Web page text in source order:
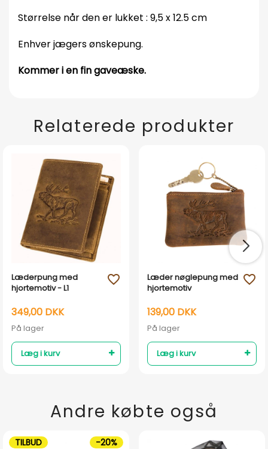
Størrelse når den er lukket : 9,5 x 12.5 cm
Enhver jægers ønskepung.
Kommer i en fin gaveæske.
Relaterede produkter
Læderpung med
hjortemotiv - L1
349,00 DKK
På lager
Læg i kurv
favorite_outline
Læder nøglepung med
hjortemotiv
139,00 DKK
På lager
Læg i kurv
favorite_outline
Andre købte også
TILBUD -20%